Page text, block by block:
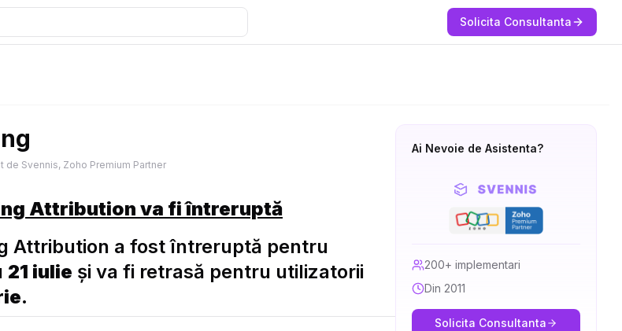
Solicita Consultanta
de Svennis, Zoho Premium Partner
Attribution va fi întreruptă
Attribution a fost întreruptă pentru
21 iulie și va fi retrasă pentru utilizatorii
.
Ai Nevoie de Asistenta?
200+ implementari
Din 2011
Solicita Consultanta